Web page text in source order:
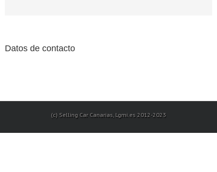
Datos de contacto
(c) Selling Car Canarias, Lgmi.es 2012-2023